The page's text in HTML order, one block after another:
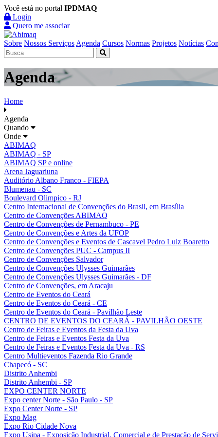
Você está no portal IPDMAQ
Login
Quero me associar
Sobre Nossos Serviços Agenda Cursos Normas Projetos Notícias
Agenda
Home
Agenda
Quando
Onde
ABIMAQ
ABIMAQ - SP
ABIMAQ SP e online
Arena Jaguariuna
Auditório Albano Franco - FIEPA
Blumenau - SC
Boulevard Olimpico - RJ
Centro Internacional de Convenções do Brasil, em Brasília
Centro de Convenções ABIMAQ
Centro de Convenções de Pernambuco - PE
Centro de Convenções e Artes da UFOP
Centro de Convenções e Eventos de Cascavel Pedro Luiz Boaretto
Centro de Convenções PUC - Campus II
Centro de Convenções Salvador
Centro de Convenções Ulysses Guimarães
Centro de Convenções Ulysses Guimarães - DF
Centro de Convenções, em Aracaju
Centro de Eventos do Ceará
Centro de Eventos do Ceará - CE
Centro de Eventos do Ceará - Pavilhão Leste
CENTRO DE EVENTOS DO CEARÁ - PAVILHÃO OESTE
Centro de Feiras e Eventos da Festa da Uva
Centro de Feiras e Eventos Festa da Uva
Centro de Feiras e Eventos Festa da Uva - RS
Centro Multieventos Fazenda Rio Grande
Chapecó - SC
Distrito Anhembi
Distrito Anhembi - SP
EXPO CENTER NORTE
Expo center Norte - São Paulo - SP
Expo Center Norte - SP
Expo Mag
Expo Rio Cidade Nova
Expo Usipa - Exposição Industrial, Comercial e de Prestação de